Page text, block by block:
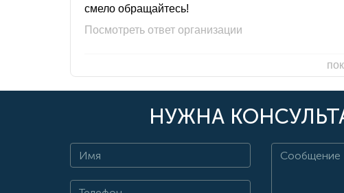
смело обращайтесь!
Посмотреть ответ организации
НУЖНА